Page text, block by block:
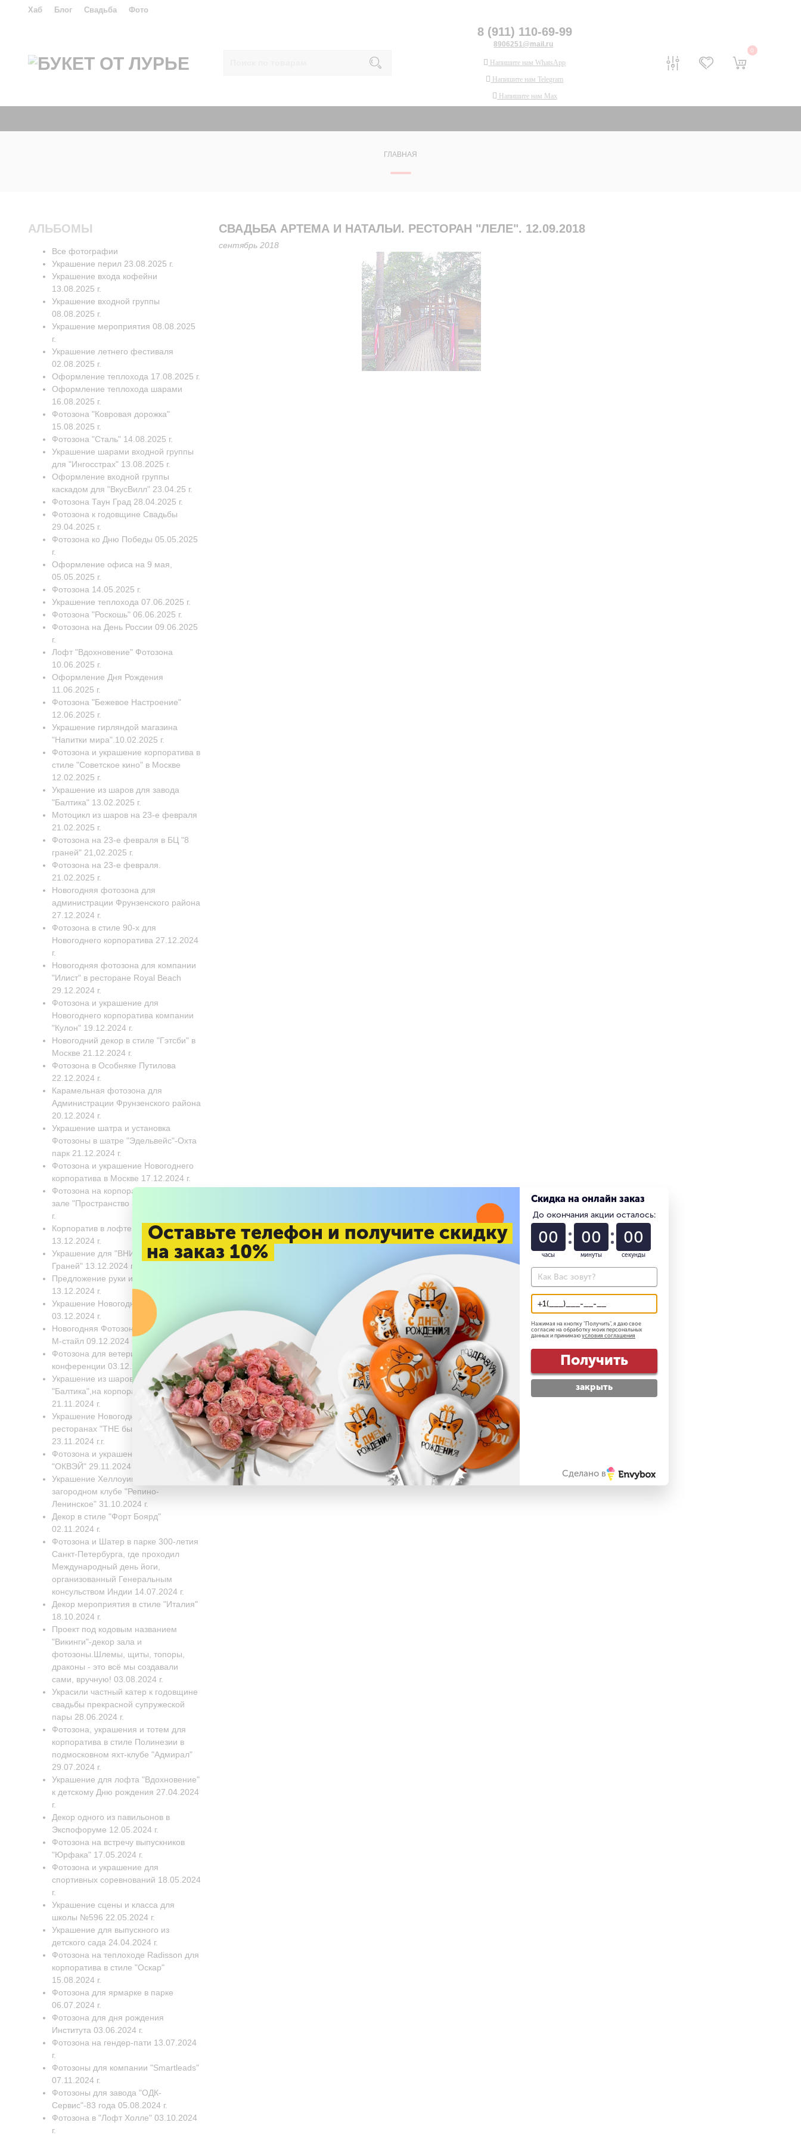
Хаб Блог Свадьба Фото
8 (911) 110-69-99
8906251@mail.ru
Напишите нам WhatsApp
Напишите нам Telegram
Напишите нам Max
0
ГЛАВНАЯ
АЛЬБОМЫ
Все фотографии
Украшение перил 23.08.2025 г.
Украшение входа кофейни
13.08.2025 г.
Украшение входной группы
08.08.2025 г.
Украшение мероприятия 08.08.2025
г.
Украшение летнего фестиваля
02.08.2025 г.
Оформление теплохода 17.08.2025 г.
Оформление теплохода шарами
16.08.2025 г.
Фотозона "Ковровая дорожка"
15.08.2025 г.
Фотозона "Сталь" 14.08.2025 г.
Украшение шарами входной группы
для "Ингосстрах" 13.08.2025 г.
Оформление входной группы
каскадом для "ВкусВилл" 23.04.25 г.
Фотозона Таун Град 28.04.2025 г.
Фотозона к годовщине Свадьбы
29.04.2025 г.
Фотозона ко Дню Победы 05.05.2025
г.
Оформление офиса на 9 мая,
05.05.2025 г.
Фотозона 14.05.2025 г.
Украшение теплохода 07.06.2025 г.
Фотозона "Роскошь" 06.06.2025 г.
Фотозона на День России 09.06.2025
г.
Лофт "Вдохновение" Фотозона
10.06.2025 г.
Оформление Дня Рождения
11.06.2025 г.
Фотозона "Бежевое Настроение"
12.06.2025 г.
Украшение гирляндой магазина
"Напитки мира".10.02.2025 г.
Фотозона и украшение корпоратива в
стиле "Советское кино" в Москве
12.02.2025 г.
Украшение из шаров для завода
"Балтика" 13.02.2025 г.
Мотоцикл из шаров на 23-е февраля
21.02.2025 г.
Фотозона на 23-е февраля в БЦ "8
граней" 21,02.2025 г.
Фотозона на 23-е февраля.
21.02.2025 г.
Новогодняя фотозона для
администрации Фрунзенского района
27.12.2024 г.
Фотозона в стиле 90-х для
Новогоднего корпоратива 27.12.2024
г.
Новогодняя фотозона для компании
"Илист" в ресторане Royal Beach
29.12.2024 г.
Фотозона и украшение для
Новогоднего корпоратива компании
"Кулон" 19.12.2024 г.
Новогодний декор в стиле "Гэтсби" в
Москве 21.12.2024 г.
Фотозона в Особняке Путилова
22.12.2024 г.
Карамельная фотозона для
Администрации Фрунзенского района
20.12.2024 г.
Украшение шатра и установка
Фотозоны в шатре "Эдельвейс"-Охта
парк 21.12.2024 г.
Фотозона и украшение Новогоднего
корпоратива в Москве 17.12.2024 г.
Фотозона на корпоратив в банкетном
зале "Пространство 360". 17.12.2024
г.
Корпоратив в лофте "Вдохновение"
13.12.2024 г.
Украшение для "ВНИИГАЗ" Бц "8
Граней" 13.12.2024 г.
Предложение руки и сердца
13.12.2024 г.
Украшение Новогодней елки
03.12.2024 г.
Новогодняя Фотозона для компании
М-стайл 09.12.2024 г.
Фотозона для ветеринарной
конференции 03.12.2024 г.
Украшение из шаров для завода
"Балтика",на корпоративный день
21.11.2024 г.
Украшение Новогодних Елок в двух
ресторанах "THE бык" 22.11.2024-
23.11.2024 г.г.
Фотозона и украшение для компании
"ОКВЭЙ" 29.11.2024 г.
Украшение Хеллоуина по-русски в
загородном клубе "Репино-
Ленинское" 31.10.2024 г.
Декор в стиле "Форт Боярд"
02.11.2024 г.
Фотозона и Шатер в парке 300-летия
Санкт-Петербурга, где проходил
Международный день йоги,
организованный Генеральным
консульством Индии 14.07.2024 г.
Декор мероприятия в стиле "Италия"
18.10.2024 г.
Проект под кодовым названием
"Викинги"-декор зала и
фотозоны.Шлемы, щиты, топоры,
драконы - это всё мы создавали
сами, вручную! 03.08.2024 г.
Украсили частный катер к годовщине
свадьбы прекрасной супружеской
пары 28.06.2024 г.
Фотозона, украшения и тотем для
корпоратива в стиле Полинезии в
подмосковном яхт-клубе "Адмирал"
29.07.2024 г.
Украшение для лофта "Вдохновение"
к детскому Дню рождения 27.04.2024
г.
Декор одного из павильонов в
Экспофоруме 12.05.2024 г.
Фотозона на встречу выпускников
"Юрфака" 17.05.2024 г.
Фотозона и украшение для
спортивных соревнований 18.05.2024
г.
Украшение сцены и класса для
школы №596 22.05.2024 г.
Украшение для выпускного из
детского сада 24.04.2024 г.
Фотозона на теплоходе Radisson для
корпоратива в стиле "Оскар"
15.08.2024 г.
Фотозона для ярмарке в парке
06.07.2024 г.
Фотозона для дня рождения
Института 03.06.2024 г.
Фотозона на гендер-пати 13.07.2024
г.
Фотозоны для компании "Smartleads"
07.11.2024 г.
Фотозоны для завода "ОДК-
Сервис"-83 года 05.08.2024 г.
Фотозона в "Лофт Холле" 03.10.2024
г.
CВАДЬБА АРТЕМА И НАТАЛЬИ. РЕСТОРАН "ЛЕЛЕ". 12.09.2018
сентябрь 2018
Оставьте телефон и получите скидку
на заказ 10%
Скидка на онлайн заказ
До окончания акции осталось:
01
часы
22
минуты
58
секунды
Нажимая на кнопку "Получить", я даю свое
согласие на обработку моих персональных
данных и принимаю условия соглашения
Получить
закрыть
Сделано в